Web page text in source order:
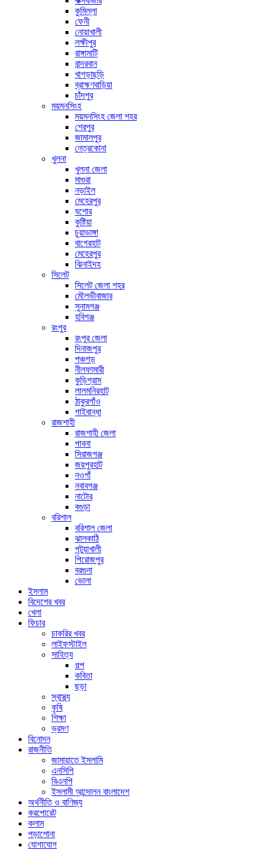
কুমিল্লা
ফেনী
নোয়াখালী
লক্ষীপুর
রাঙ্গামাটি
বান্দরবান
খাগড়াছড়ি
ব্রাহ্মণবাড়িয়া
চাঁদপুর
ময়মনসিংহ
ময়মনসিংহ জেলা শহর
শেরপুর
জামালপুর
নেত্রকোনা
খুলনা
খুলনা জেলা
মাগুরা
নড়াইল
মেহেরপুর
যশোর
কুষ্টিয়া
চুয়াডাঙ্গা
বাগেরহাট
মেহেরপুর
ঝিনাইদহ
সিলেট
সিলেট জেলা শহর
মৌলভীবাজার
সুনামগঞ্জ
হবিগঞ্জ
রংপুর
রংপুর জেলা
দিনাজপুর
পঞ্চগড়
নীলফামারী
কুড়িগ্রাম
লালমনিরহাট
ঠাকুরগাঁও
গাইবান্ধা
রাজশাহী
রাজশাহী জেলা
পাবনা
সিরাজগঞ্জ
জয়পুরহাট
নওগাঁ
নবাবগঞ্জ
নাটোর
বগুড়া
বরিশাল
বরিশাল জেলা
ঝালকাঠি
পটুয়াখালী
পিরোজপুর
বরগুনা
ভোলা
ইসলাম
বিদেশের খবর
খেলা
ফিচার
চাকরির খবর
লাইফস্টাইল
সাহিত্য
গল্প
কবিতা
ছড়া
স্বাস্থ্য
কৃষি
শিক্ষা
ভ্রমণ
বিনোদন
রাজনীতি
জামায়াতে ইসলামি
এনসিপি
বিএনপি
ইসলামী আন্দোলন বাংলাদেশ
অর্থনীতি ও বাণিজ্য
করপোরেট
কলাম
পড়াশোনা
যোগাযোগ